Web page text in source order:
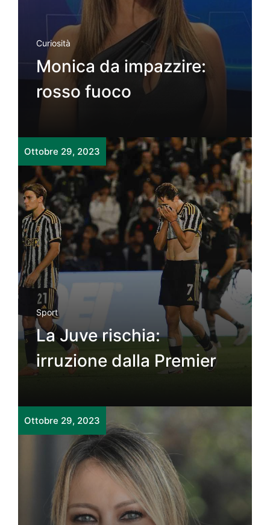
Curiosità
Monica da impazzire:
rosso fuoco
Ottobre 29, 2023
Sport
La Juve rischia:
irruzione dalla Premier
Ottobre 29, 2023